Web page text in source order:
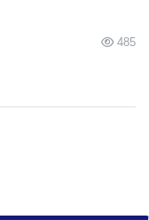
つかれば、科学
子がどのような
いない抗精神病
る。
「まだCNVに合
485